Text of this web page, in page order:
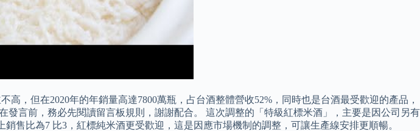
，但在2020年的年銷量高達7800萬瓶，占台酒整體營收52%，同時也是台酒最受歡迎的產品，
言前，務必先閱讀留言板規則，謝謝配合。 這次調整的「特級紅標米酒」，主要是因公司另有
售比為7 比3，紅標純米酒更受歡迎，這是因應市場機制的調整，可讓生產線安排更順暢。